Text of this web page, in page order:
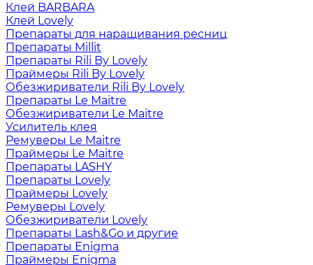
Клей BARBARA
Клей Lovely
Препараты для наращивания ресниц
Препараты Millit
Препараты Rili By Lovely
Праймеры Rili By Lovely
Обезжириватели Rili By Lovely
Препараты Le Maitre
Обезжириватели Le Maitre
Усилитель клея
Ремуверы Le Maitre
Праймеры Le Maitre
Препараты LASHY
Препараты Lovely
Праймеры Lovely
Ремуверы Lovely
Обезжириватели Lovely
Препараты Lash&Go и другие
Препараты Enigma
Праймеры Enigma